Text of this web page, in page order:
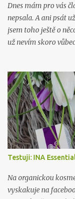
Dnes mám pro vás
nepsala. A ani psát
jsem toho ještě o
už nevím skoro
Testuji: INA
Na organickou
vyskakuje na